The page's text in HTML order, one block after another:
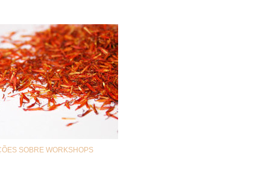
SOBRE WORKSHOPS